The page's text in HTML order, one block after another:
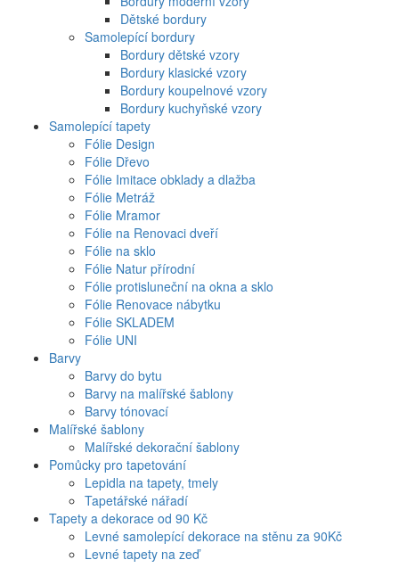
Dětské bordury
Samolepící bordury
Bordury dětské vzory
Bordury klasické vzory
Bordury koupelnové vzory
Bordury kuchyňské vzory
Samolepící tapety
Fólie Design
Fólie Dřevo
Fólie Imitace obklady a dlažba
Fólie Metráž
Fólie Mramor
Fólie na Renovaci dveří
Fólie na sklo
Fólie Natur přírodní
Fólie protisluneční na okna a sklo
Fólie Renovace nábytku
Fólie SKLADEM
Fólie UNI
Barvy
Barvy do bytu
Barvy na malířské šablony
Barvy tónovací
Malířské šablony
Malířské dekorační šablony
Pomůcky pro tapetování
Lepidla na tapety, tmely
Tapetářské nářadí
Tapety a dekorace od 90 Kč
Levné samolepící dekorace na stěnu za 90Kč
Levné tapety na zeď